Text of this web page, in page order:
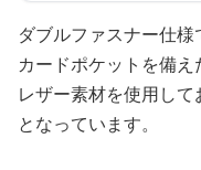
ダブルファスナー仕
カードポケットを備え
レザー素材を使用し
となっています。